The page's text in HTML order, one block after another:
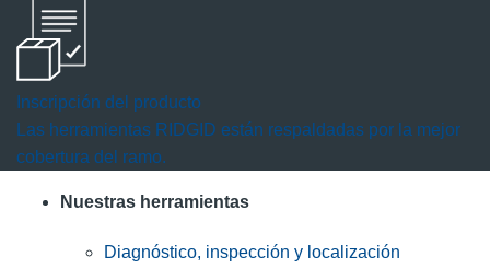
Inscripción del producto
Las herramientas RIDGID están respaldadas por la mejor
cobertura del ramo.
Nuestras herramientas
Diagnóstico, inspección y localización